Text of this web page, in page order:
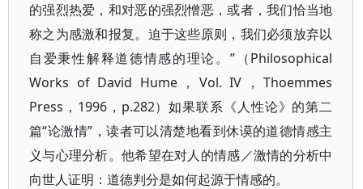
的强烈热爱，和对恶的强烈憎恶，或者，我们恰当地
称之为感激和报复。迫于这些原则，我们必须放弃以
自爱秉性解释道德情感的理论。”（Philosophical
Works of David Hume，Vol. IV，Thoemmes
Press，1996，p.282）如果联系《人性论》的第二
篇“论激情”，读者可以清楚地看到休谟的道德情感主
义与心理分析。他希望在对人的情感／激情的分析中
向世人证明：道德判分是如何起源于情感的。